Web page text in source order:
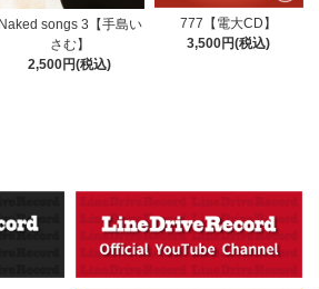
Naked songs 3【手島い
さむ】
2,500円(税込)
777【電大CD】
3,500円(税込)